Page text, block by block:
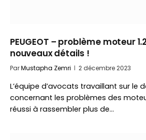
PEUGEOT – problème moteur
nouveaux détails !
ParMustapha Zemri 2 décembre 2023
L’équipe d’avocats travaillant sur le
concernant les problèmes des
réussi à rassembler plus de…